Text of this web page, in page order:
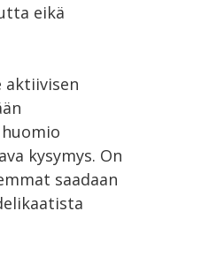
eikä
aktiivisen
kysymys. On
saadaan